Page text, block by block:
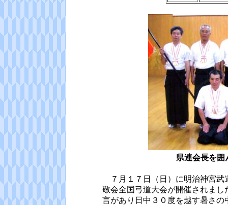
県連会長を囲
７月１７日（日）に明治神宮武
敬会全国弓道大会が開催されま
言があり日中３０度を越す暑さ